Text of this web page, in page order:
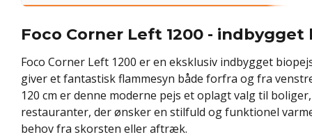
Foco Corner Left 1200 -
Foco Corner Left 1200 er en eksklusiv indbygget
giver et fantastisk flammesyn både forfra og fra
120 cm er denne moderne pejs et oplagt valg til
restauranter, der ønsker en stilfuld og funktionel
behov fra skorsten eller aftræk.